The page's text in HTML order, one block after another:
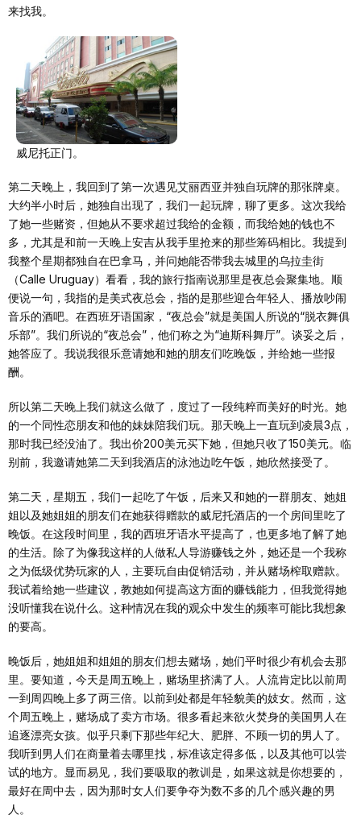
来找我。
威尼托正门。
第二天晚上，我回到了第一次遇见艾丽西亚并独自玩牌的那张牌桌。
大约半小时后，她独自出现了，我们一起玩牌，聊了更多。这次我给
了她一些赌资，但她从不要求超过我给的金额，而我给她的钱也不
多，尤其是和前一天晚上安吉从我手里抢来的那些筹码相比。我提到
我整个星期都独自在巴拿马，并问她能否带我去城里的乌拉圭街
（Calle Uruguay）看看，我的旅行指南说那里是夜总会聚集地。顺
便说一句，我指的是美式夜总会，指的是那些迎合年轻人、播放吵闹
音乐的酒吧。在西班牙语国家，“夜总会”就是美国人所说的“脱衣舞俱
乐部”。我们所说的“夜总会”，他们称之为“迪斯科舞厅”。谈妥之后，
她答应了。我说我很乐意请她和她的朋友们吃晚饭，并给她一些报
酬。
所以第二天晚上我们就这么做了，度过了一段纯粹而美好的时光。她
的一个同性恋朋友和他的妹妹陪我们玩。那天晚上一直玩到凌晨3点，
那时我已经没油了。我出价200美元买下她，但她只收了150美元。临
别前，我邀请她第二天到我酒店的泳池边吃午饭，她欣然接受了。
第二天，星期五，我们一起吃了午饭，后来又和她的一群朋友、她姐
姐以及她姐姐的朋友们在她获得赠款的威尼托酒店的一个房间里吃了
晚饭。在这段时间里，我的西班牙语水平提高了，也更多地了解了她
的生活。除了为像我这样的人做私人导游赚钱之外，她还是一个我称
之为低级优势玩家的人，主要玩自由促销活动，并从赌场榨取赠款。
我试着给她一些建议，教她如何提高这方面的赚钱能力，但我觉得她
没听懂我在说什么。这种情况在我的观众中发生的频率可能比我想象
的要高。
晚饭后，她姐姐和姐姐的朋友们想去赌场，她们平时很少有机会去那
里。要知道，今天是周五晚上，赌场里挤满了人。人流肯定比以前周
一到周四晚上多了两三倍。以前到处都是年轻貌美的妓女。然而，这
个周五晚上，赌场成了卖方市场。很多看起来欲火焚身的美国男人在
追逐漂亮女孩。似乎只剩下那些年纪大、肥胖、不顾一切的男人了。
我听到男人们在商量着去哪里找，标准该定得多低，以及其他可以尝
试的地方。显而易见，我们要吸取的教训是，如果这就是你想要的，
最好在周中去，因为那时女人们要争夺为数不多的几个感兴趣的男
人。